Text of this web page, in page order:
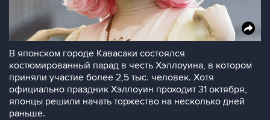
В японском городе Кавасаки состоялся
костюмированный парад в честь Хэллоуина, в котором
приняли участие более 2,5 тыс. человек. Хотя
официально праздник Хэллоуин проходит 31 октября,
японцы решили начать торжество на несколько дней
раньше.